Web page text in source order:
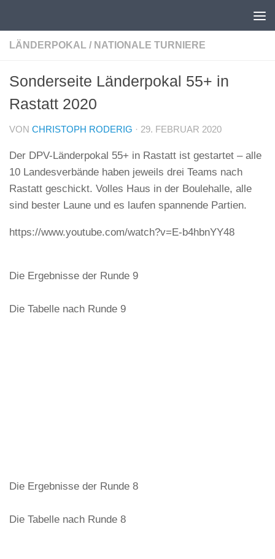
LÄNDERPOKAL / NATIONALE TURNIERE
Sonderseite Länderpokal 55+ in
Rastatt 2020
VON CHRISTOPH RODERIG · 29. FEBRUAR 2020
Der DPV-Länderpokal 55+ in Rastatt ist gestartet – alle
10 Landesverbände haben jeweils drei Teams nach
Rastatt geschickt. Volles Haus in der Boulehalle, alle
sind bester Laune und es laufen spannende Partien.
https://www.youtube.com/watch?v=E-b4hbnYY48
Die Ergebnisse der Runde 9
Die Tabelle nach Runde 9
Die Ergebnisse der Runde 8
Die Tabelle nach Runde 8